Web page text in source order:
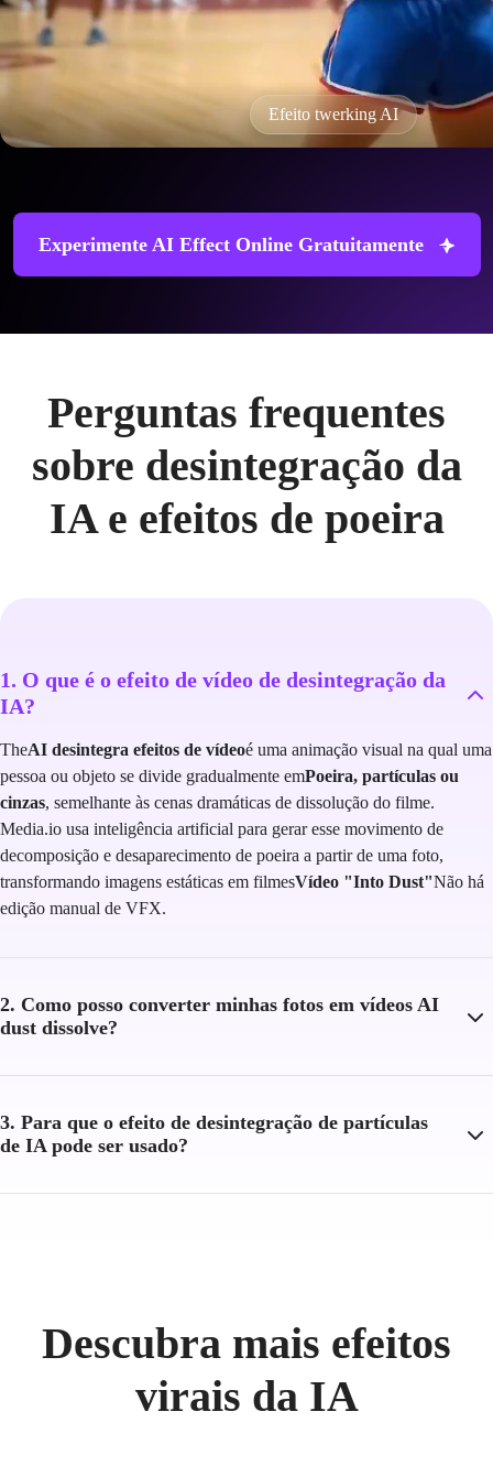
Efeito twerking AI
Experimente AI Effect Online Gratuitamente
Perguntas frequentes
sobre desintegração da
IA e efeitos de poeira
1. O que é o efeito de vídeo de desintegração da
IA?
TheAI desintegra efeitos de vídeoé uma animação visual na qual uma
pessoa ou objeto se divide gradualmente emPoeira, partículas ou
cinzas, semelhante às cenas dramáticas de dissolução do filme.
Media.io usa inteligência artificial para gerar esse movimento de
decomposição e desaparecimento de poeira a partir de uma foto,
transformando imagens estáticas em filmesVídeo "Into Dust"Não há
edição manual de VFX.
2. Como posso converter minhas fotos em vídeos AI
dust dissolve?
3. Para que o efeito de desintegração de partículas
de IA pode ser usado?
Descubra mais efeitos
virais da IA